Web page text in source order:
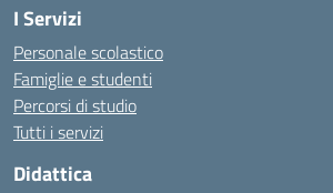
I Servizi
Personale scolastico
Famiglie e studenti
Percorsi di studio
Tutti i servizi
Didattica